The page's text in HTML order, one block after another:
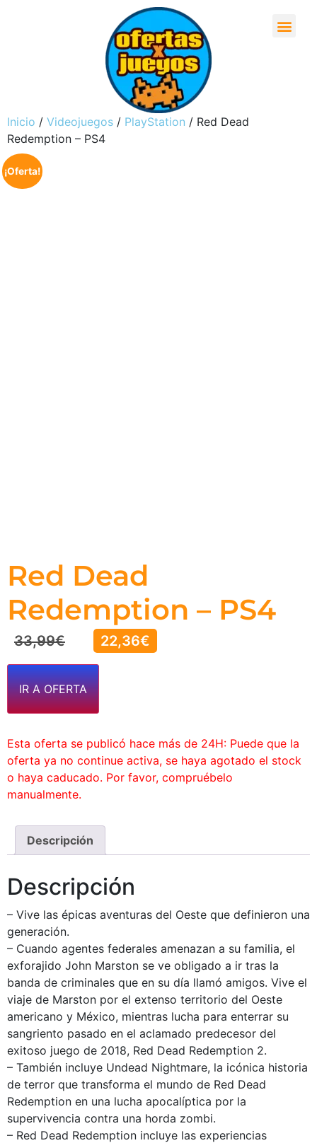
Inicio / Videojuegos / PlayStation / Red Dead
Redemption – PS4
¡Oferta!
Red Dead
Redemption – PS4
33,99€ 22,36€
IR A OFERTA
Esta oferta se publicó hace más de 24H: Puede que la
oferta ya no continue activa, se haya agotado el stock
o haya caducado. Por favor, compruébelo
manualmente.
Descripción
Descripción
– Vive las épicas aventuras del Oeste que definieron una
generación.
– Cuando agentes federales amenazan a su familia, el
exforajido John Marston se ve obligado a ir tras la
banda de criminales que en su día llamó amigos. Vive el
viaje de Marston por el extenso territorio del Oeste
americano y México, mientras lucha para enterrar su
sangriento pasado en el aclamado predecesor del
exitoso juego de 2018, Red Dead Redemption 2.
– También incluye Undead Nightmare, la icónica historia
de terror que transforma el mundo de Red Dead
Redemption en una lucha apocalíptica por la
supervivencia contra una horda zombi.
– Red Dead Redemption incluye las experiencias